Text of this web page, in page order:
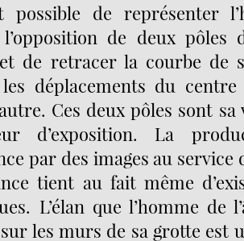
possible de représenter
de deux pôles
de retracer la courbe de
déplacements du
Ces deux pôles sont
d’exposition. La
par des images au service
tient au fait même
L’élan que l’homme de
les murs de sa grotte est